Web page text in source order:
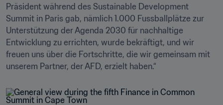
Präsident während des Sustainable Development
Summit in Paris gab, nämlich 1.000 Fussballplätze zur
Unterstützung der Agenda 2030 für nachhaltige
Entwicklung zu errichten, wurde bekräftigt, und wir
freuen uns über die Fortschritte, die wir gemeinsam mit
unserem Partner, der AFD, erzielt haben.“